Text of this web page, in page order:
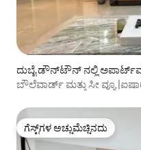
ದುಬೈ ಡೌನ್‌ಟೌನ್ ನಲ್ಲಿ
ಬೌಲೆವಾರ್ಡ್ ಮತ್ತು ಸೀ ವ್ಯೂ
ಗೆಸ್ಟ್‌ಗಳ ಅಚ್ಚುಮೆಚ್ಚಿನದು
ಗೆಸ್ಟ್‌ಗಳ ಅಚ್ಚುಮೆಚ್ಚಿನದು